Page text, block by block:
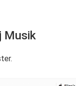
Musik